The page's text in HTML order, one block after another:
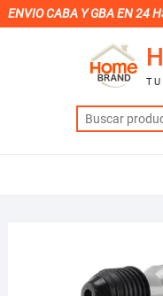
Saltar
al
ENVIO CABA Y GBA EN 24
TU